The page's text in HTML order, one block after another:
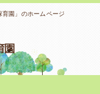
園」のホームページ